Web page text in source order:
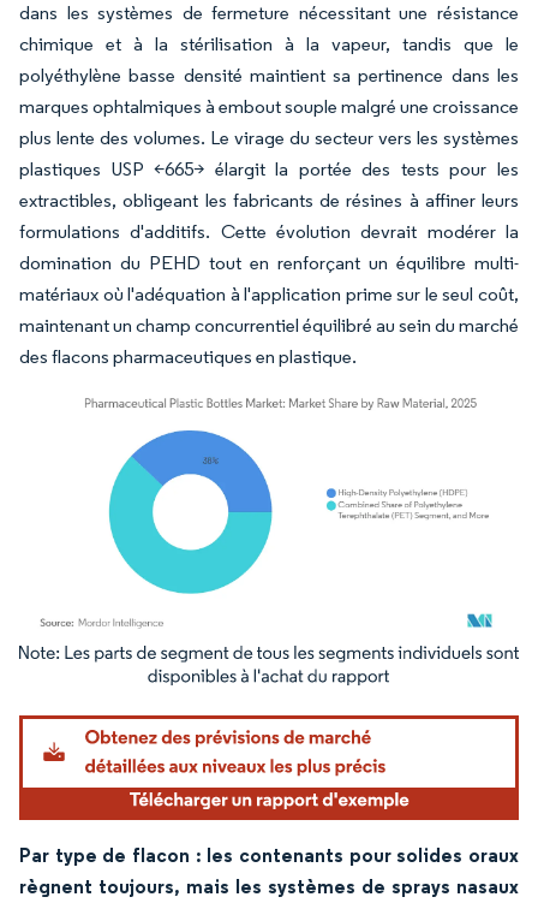
dans les systèmes de fermeture nécessitant une résistance
chimique et à la stérilisation à la vapeur, tandis que le
polyéthylène basse densité maintient sa pertinence dans les
marques ophtalmiques à embout souple malgré une croissance
plus lente des volumes. Le virage du secteur vers les systèmes
plastiques USP <665> élargit la portée des tests pour les
extractibles, obligeant les fabricants de résines à affiner leurs
formulations d'additifs. Cette évolution devrait modérer la
domination du PEHD tout en renforçant un équilibre multi-
matériaux où l'adéquation à l'application prime sur le seul coût,
maintenant un champ concurrentiel équilibré au sein du marché
des flacons pharmaceutiques en plastique.
Image © Mordor Intelligence. La réutilisation nécessite une attribution sous CC BY
Par type de flacon : les contenants pour solides oraux
règnent toujours, mais les systèmes de sprays nasaux